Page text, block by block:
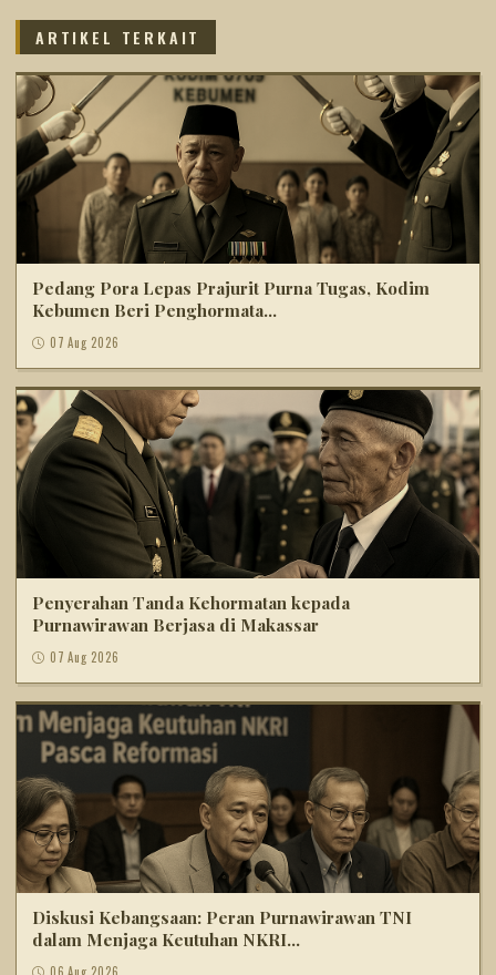
ARTIKEL TERKAIT
Pedang Pora Lepas Prajurit Purna Tugas, Kodim
Kebumen Beri Penghormata...
07 Aug 2026
Penyerahan Tanda Kehormatan kepada
Purnawirawan Berjasa di Makassar
07 Aug 2026
Diskusi Kebangsaan: Peran Purnawirawan TNI
dalam Menjaga Keutuhan NKRI...